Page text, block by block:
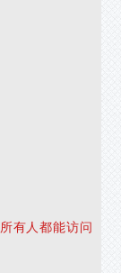
有人都能访问